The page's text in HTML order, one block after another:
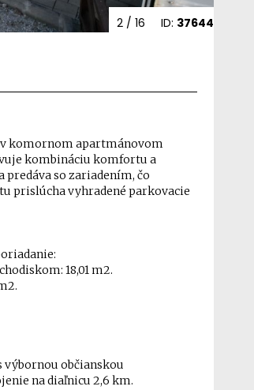
ID: 37644
2/ 16
v komornom apartmánovom
kombináciu komfortu a
so zariadením, čo
prislúcha vyhradené parkovacie
18,01 m2.
výbornou občianskou
na diaľnicu 2,6 km.